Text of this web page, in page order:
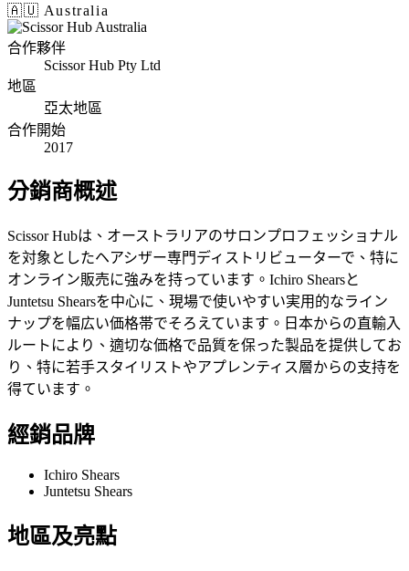
🇦🇺 Australia
合作夥伴
Scissor Hub Pty Ltd
地區
亞太地區
合作開始
2017
分銷商概述
Scissor Hubは、オーストラリアのサロンプロフェッショナル
を対象としたヘアシザー専門ディストリビューターで、特に
オンライン販売に強みを持っています。Ichiro Shearsと
Juntetsu Shearsを中心に、現場で使いやすい実用的なライン
ナップを幅広い価格帯でそろえています。日本からの直輸入
ルートにより、適切な価格で品質を保った製品を提供してお
り、特に若手スタイリストやアプレンティス層からの支持を
得ています。
經銷品牌
Ichiro Shears
Juntetsu Shears
地區及亮點